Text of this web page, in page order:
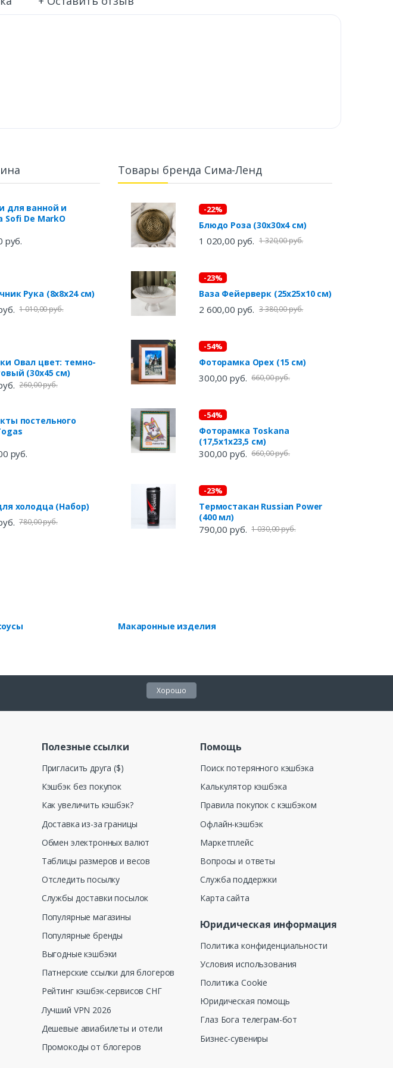
для ванной и
туалета Sofi De MarkO
руб.
Рука (8х8х24 см)
1 010,00 руб.
Овал цвет: темно-
(30х45 см)
260,00 руб.
постельного
Togas
руб.
холодца (Набор)
780,00 руб.
Товары бренда Сима-Ленд
-22%
Блюдо Роза (30х30х4 см)
1 020,00 руб. 1 320,00 руб.
-23%
Ваза Фейерверк (25х25х10 см)
2 600,00 руб. 3 380,00 руб.
-54%
Фоторамка Орех (15 см)
300,00 руб. 660,00 руб.
-54%
Фоторамка Toskana
(17,5х1х23,5 см)
300,00 руб. 660,00 руб.
-23%
Термостакан Russian Power
(400 мл)
790,00 руб. 1 030,00 руб.
Макаронные изделия
Хорошо
Полезные ссылки
Пригласить друга ($)
Кэшбэк без покупок
Как увеличить кэшбэк?
Доставка из-за границы
Обмен электронных валют
Таблицы размеров и весов
Отследить посылку
Службы доставки посылок
Популярные магазины
Популярные бренды
Выгодные кэшбэки
Патнерские ссылки для блогеров
Рейтинг кэшбэк-сервисов СНГ
Лучший VPN 2026
Дешевые авиабилеты и отели
Промокоды от блогеров
Помощь
Поиск потерянного кэшбэка
Калькулятор кэшбэка
Правила покупок с кэшбэком
Офлайн-кэшбэк
Маркетплейс
Вопросы и ответы
Служба поддержки
Карта сайта
Юридическая информация
Политика конфиденциальности
Условия использования
Политика Cookie
Юридическая помощь
Глаз Бога телеграм-бот
Бизнес-сувениры